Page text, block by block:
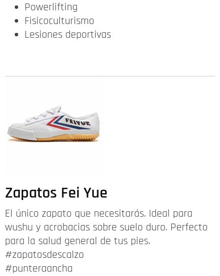
Powerlifting
Fisicoculturismo
Lesiones deportivas
Zapatos Fei Yue
El único zapato que necesitarás. Ideal para
wushu y acrobacias sobre suelo duro. Perfecto
para la salud general de tus pies.
#zapatosdescalzo
#punteraancha